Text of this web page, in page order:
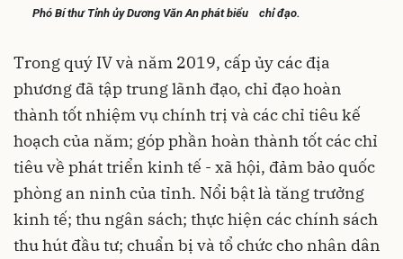
Phó Bí thư Tỉnh ủy Dương Văn An phát biểu chỉ đạo.
Trong quý IV và năm 2019, cấp ủy các địa
phương đã tập trung lãnh đạo, chỉ đạo hoàn
thành tốt nhiệm vụ chính trị và các chỉ tiêu kế
hoạch của năm; góp phần hoàn thành tốt các chỉ
tiêu về phát triển kinh tế - xã hội, đảm bảo quốc
phòng an ninh của tỉnh. Nổi bật là tăng trưởng
kinh tế; thu ngân sách; thực hiện các chính sách
thu hút đầu tư; chuẩn bị và tổ chức cho nhân dân